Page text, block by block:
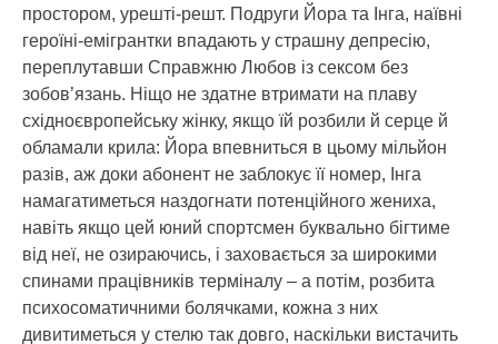
простором, урешті-решт. Подруги Йора та Інга, наївні
героїні-емігрантки впадають у страшну депресію,
переплутавши Справжню Любов із сексом без
зобов’язань. Ніщо не здатне втримати на плаву
східноєвропейську жінку, якщо їй розбили й серце й
обламали крила: Йора впевниться в цьому мільйон
разів, аж доки абонент не заблокує її номер, Інга
намагатиметься наздогнати потенційного жениха,
навіть якщо цей юний спортсмен буквально бігтиме
від неї, не озираючись, і заховається за широкими
спинами працівників терміналу – а потім, розбита
психосоматичними болячками, кожна з них
дивитиметься у стелю так довго, наскільки вистачить